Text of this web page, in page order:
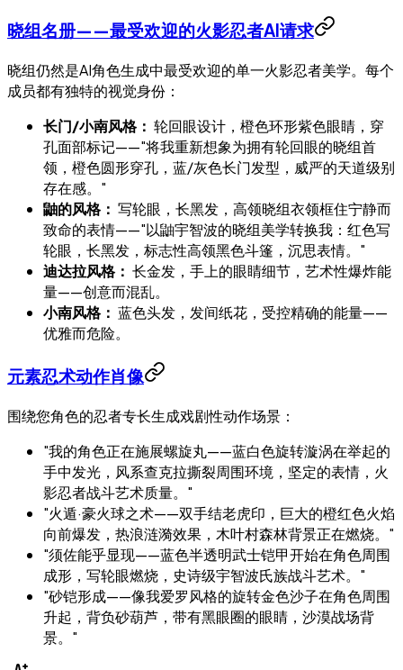
晓组名册——最受欢迎的火影忍者AI请求
晓组仍然是AI角色生成中最受欢迎的单一火影忍者美学。每个
成员都有独特的视觉身份：
长门/小南风格： 轮回眼设计，橙色环形紫色眼睛，穿
孔面部标记——"将我重新想象为拥有轮回眼的晓组首
领，橙色圆形穿孔，蓝/灰色长门发型，威严的天道级别
存在感。"
鼬的风格： 写轮眼，长黑发，高领晓组衣领框住宁静而
致命的表情——"以鼬宇智波的晓组美学转换我：红色写
轮眼，长黑发，标志性高领黑色斗篷，沉思表情。"
迪达拉风格： 长金发，手上的眼睛细节，艺术性爆炸能
量——创意而混乱。
小南风格： 蓝色头发，发间纸花，受控精确的能量——
优雅而危险。
元素忍术动作肖像
围绕您角色的忍者专长生成戏剧性动作场景：
"我的角色正在施展螺旋丸——蓝白色旋转漩涡在举起的
手中发光，风系查克拉撕裂周围环境，坚定的表情，火
影忍者战斗艺术质量。"
"火遁·豪火球之术——双手结老虎印，巨大的橙红色火焰
向前爆发，热浪涟漪效果，木叶村森林背景正在燃烧。"
"须佐能乎显现——蓝色半透明武士铠甲开始在角色周围
成形，写轮眼燃烧，史诗级宇智波氏族战斗艺术。"
"砂铠形成——像我爱罗风格的旋转金色沙子在角色周围
升起，背负砂葫芦，带有黑眼圈的眼睛，沙漠战场背
景。"